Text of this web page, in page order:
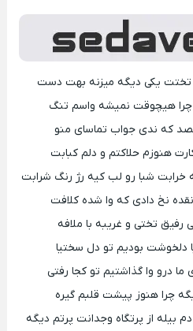
یکی دیگه میزنه بهت دست
هیچوقت نمیشه واسم تنگ
که ندی جواب تماسای منو
هنوزم حلاکتم و دلم کبابت
شبا رو لب کیه رژ رنگ شرابت
نخ دادی که وا شده کلافت
رفیق تختی و غریبه با ملافه
دلخوشت بودیم تو دل سختیا
درو وا گذاشتیم تو کجا رفتی
چرا هنوز پیشت قلبم گیره
از پرتگاه وجدانت پرتم دیگه